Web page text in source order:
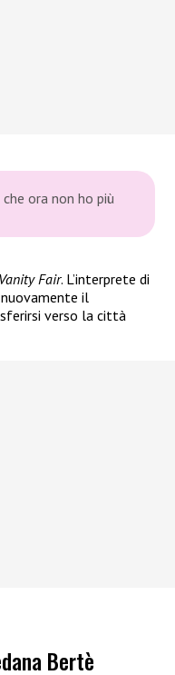
ora non ho più
Vanity Fair. L’interprete di
il
verso la città
Bertè